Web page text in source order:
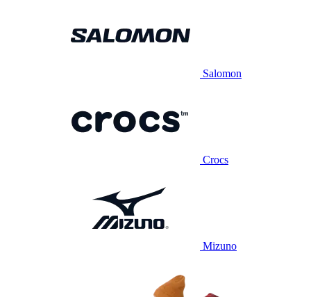
Salomon
Crocs
Mizuno